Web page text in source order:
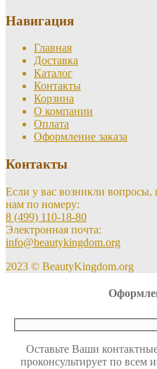
Навигация
Главная
Доставка
Каталог
Контакты
Корзина
О компании
Оплата
Оформление заказа
Контакты
Если у вас возникли вопросы,
нам по номеру:
8 (499) 110-18-80
Электронная почта:
info@beautykingdom.org
2023 © BeautyKingdom.org
Оставьте Ваши
проконсультирует по всем